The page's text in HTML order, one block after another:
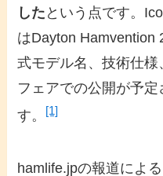
した という点です。
はDayton Hamvention
式モデル名、技術仕
フェアでの公開が予
す。
[1]
hamlife.jpの報道によ